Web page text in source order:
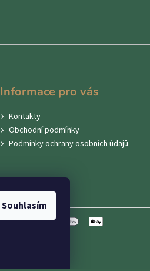
Souhlasím
Informace pro vás
Kontakty
Obchodní podmínky
Podmínky ochrany osobních údajů